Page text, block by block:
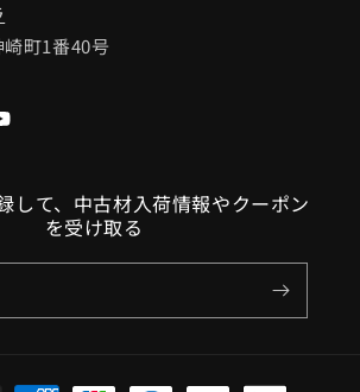
町1番40号
して、中古材入荷情報やクーポン
を受け取る